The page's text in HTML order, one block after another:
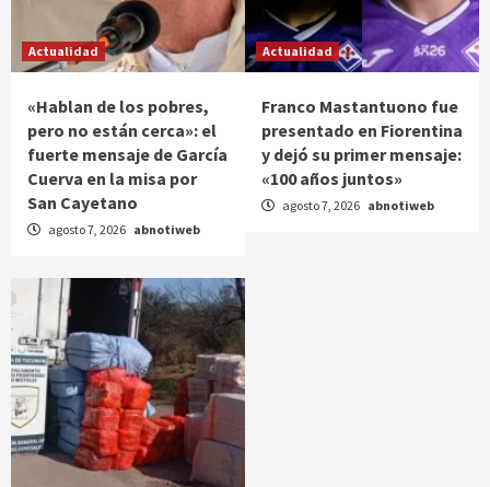
Actualidad
«Hablan de los pobres,
pero no están cerca»: el
fuerte mensaje de García
Cuerva en la misa por
San Cayetano
agosto 7, 2026 abnotiweb
Actualidad
Franco Mastantuono fue
presentado en Fiorentina
y dejó su primer mensaje:
«100 años juntos»
agosto 7, 2026 abnotiweb